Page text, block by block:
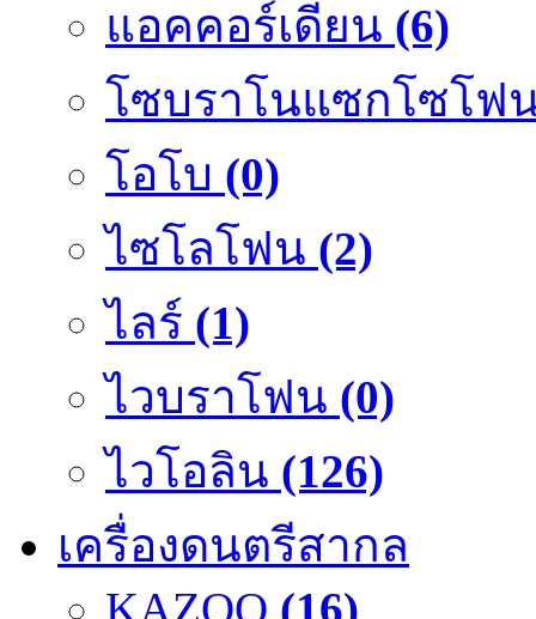
แอคคอร์เดียน (6)
โซบราโนแซกโซโฟ
โอโบ (0)
ไซโลโฟน (2)
ไลร์ (1)
ไวบราโฟน (0)
ไวโอลิน (126)
เครื่องดนตรีสากล